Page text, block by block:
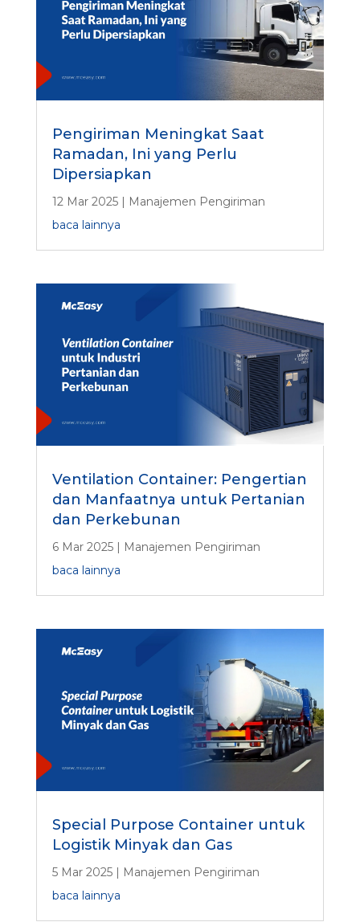
Pengiriman Meningkat Saat
Ramadan, Ini yang Perlu
Dipersiapkan
12 Mar 2025| Manajemen Pengiriman
baca lainnya
Ventilation Container: Pengertian
dan Manfaatnya untuk Pertanian
dan Perkebunan
6 Mar 2025| Manajemen Pengiriman
baca lainnya
Special Purpose Container untuk
Logistik Minyak dan Gas
5 Mar 2025| Manajemen Pengiriman
baca lainnya